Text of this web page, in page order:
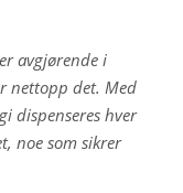
avgjørende i
nettopp det. Med
dispenseres hver
noe som sikrer